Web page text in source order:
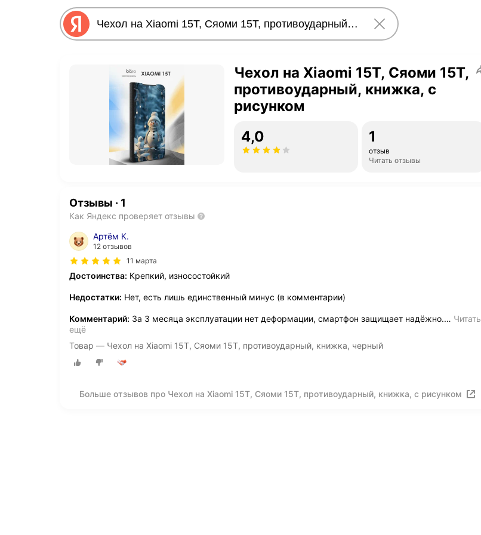
Чехол на Xiaomi 15T, Сяоми 15Т,
противоударный, книжка, с
рисунком
4,0
1
отзыв
Читать отзывы
Отзывы · 1
Как Яндекс проверяет отзывы
Артём К.
12 отзывов
11 марта
Достоинства: Крепкий, износостойкий
Недостатки: Нет, есть лишь единственный минус (в комментарии)
Комментарий: За 3 месяца эксплуатации нет деформации, смартфон защищает надёжно.… Читать
ещё
Товар — Чехол на Xiaomi 15T, Сяоми 15Т, противоударный, книжка, черный
Больше отзывов про Чехол на Xiaomi 15T, Сяоми 15Т, противоударный, книжка, с рисунком